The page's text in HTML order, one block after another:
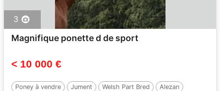
3
Magnifique ponette d de sport
< 10 000 €
Poney à vendre Jument Welsh Part Bred
Alezan